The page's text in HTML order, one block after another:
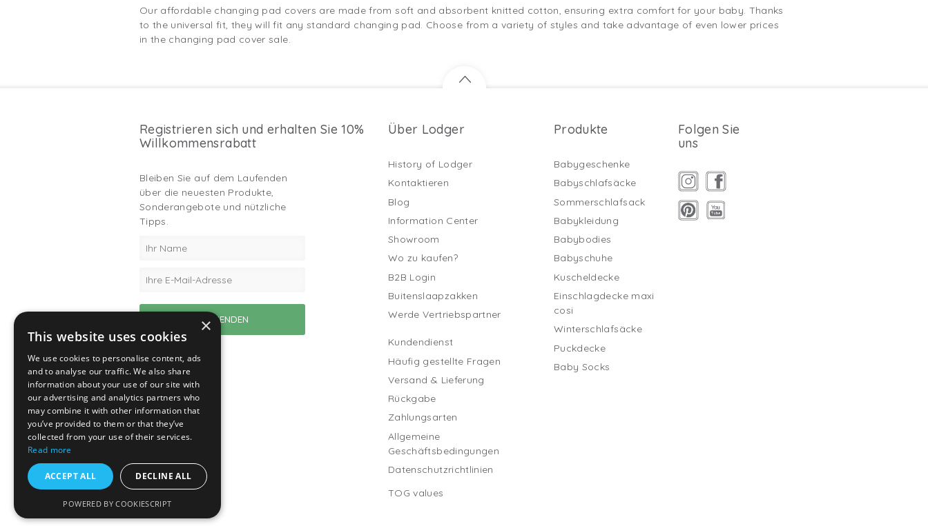
Our affordable changing pad covers are made from soft and absorbent knitted cotton, ensuring extra comfort for your baby. Thanks
to the universal fit, they will fit any standard changing pad. Choose from a variety of styles and take advantage of even lower prices
in the changing pad cover sale.
Registrieren sich und erhalten Sie 10%
Willkommensrabatt
Bleiben Sie auf dem Laufenden
über die neuesten Produkte,
Sonderangebote und nützliche
Tipps.
Über Lodger
History of Lodger
Kontaktieren
Blog
Information Center
Showroom
Wo zu kaufen?
B2B Login
Buitenslaapzakken
Werde Vertriebspartner
Kundendienst
Häufig gestellte Fragen
Versand & Lieferung
Rückgabe
Zahlungsarten
Allgemeine
Geschäftsbedingungen
Datenschutzrichtlinien
TOG values
Produkte
Babygeschenke
Babyschlafsäcke
Sommerschlafsack
Babykleidung
Babybodies
Babyschuhe
Kuscheldecke
Einschlagdecke maxi
cosi
Winterschlafsäcke
Puckdecke
Baby Socks
Folgen Sie
uns
×
This website uses cookies
We use cookies to personalise content, ads
and to analyse our traffic. We also share
information about your use of our site with
our advertising and analytics partners who
may combine it with other information that
you’ve provided to them or that they’ve
collected from your use of their services.
Read more
ACCEPT ALL DECLINE ALL
POWERED BY COOKIESCRIPT